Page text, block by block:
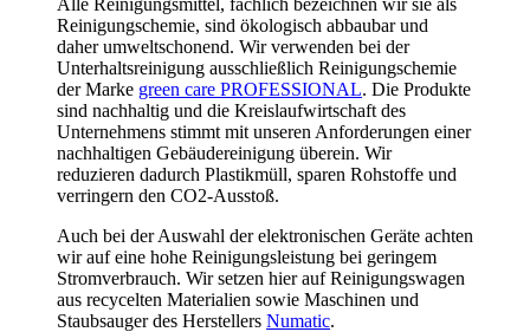
Alle Reinigungsmittel, fachlich bezeichnen wir sie als
Reinigungschemie, sind ökologisch abbaubar und
daher umweltschonend. Wir verwenden bei der
Unterhaltsreinigung ausschließlich Reinigungschemie
der Marke green care PROFESSIONAL. Die Produkte
sind nachhaltig und die Kreislaufwirtschaft des
Unternehmens stimmt mit unseren Anforderungen einer
nachhaltigen Gebäudereinigung überein. Wir
reduzieren dadurch Plastikmüll, sparen Rohstoffe und
verringern den CO2-Ausstoß.
Auch bei der Auswahl der elektronischen Geräte achten
wir auf eine hohe Reinigungsleistung bei geringem
Stromverbrauch. Wir setzen hier auf Reinigungswagen
aus recycelten Materialien sowie Maschinen und
Staubsauger des Herstellers Numatic.